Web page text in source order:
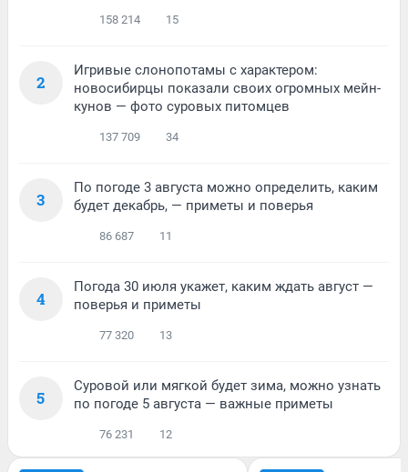
158 214 15
2
Игривые слонопотамы с характером:
новосибирцы показали своих огромных мейн-
кунов — фото суровых питомцев
137 709 34
3
По погоде 3 августа можно определить, каким
будет декабрь, — приметы и поверья
86 687 11
4
Погода 30 июля укажет, каким ждать август —
поверья и приметы
77 320 13
5
Суровой или мягкой будет зима, можно узнать
по погоде 5 августа — важные приметы
76 231 12